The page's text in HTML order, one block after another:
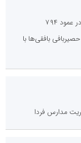
۷۹۴
بافقی‌ها با
مدارس فردا